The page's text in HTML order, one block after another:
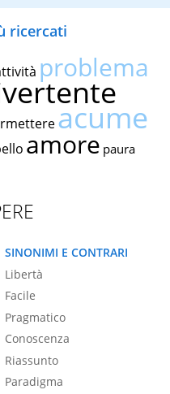
ricercati
problema
acume
amore paura
SINONIMI E CONTRARI
Libertà
Facile
Pragmatico
Conoscenza
Riassunto
Paradigma